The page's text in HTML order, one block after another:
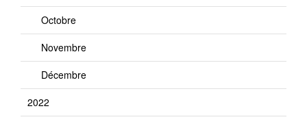
Octobre
Novembre
Décembre
2022